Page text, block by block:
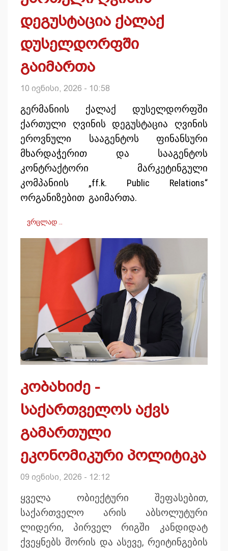
დეგუსტაცია ქალაქ
დუსელდორფში
გაიმართა
10 ივნისი, 2026 - 10:58
გერმანიის ქალაქ დუსელდორფში
ქართული ღვინის დეგუსტაცია ღვინის
ეროვნული სააგენტოს ფინანსური
მხარდაჭერით და სააგენტოს
კონტრაქტორი მარკეტინგული
კომპანიის „ff.k. Public Relations“
ორგანიზებით გაიმართა.
ვრცლად …
კობახიძე -
საქართველოს აქვს
გამართული
ეკონომიკური პოლიტიკა
09 ივნისი, 2026 - 12:12
ყველა ობიექტური შეფასებით,
საქართველო არის აბსოლუტური
ლიდერი, პირველ რიგში კანდიდატ
ქვეყნებს შორის და ასევე, რეიტინგების